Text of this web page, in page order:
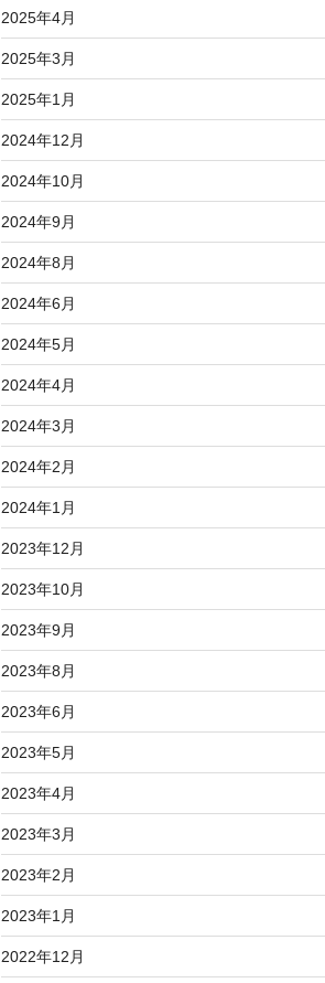
2025年4月
2025年3月
2025年1月
2024年12月
2024年10月
2024年9月
2024年8月
2024年6月
2024年5月
2024年4月
2024年3月
2024年2月
2024年1月
2023年12月
2023年10月
2023年9月
2023年8月
2023年6月
2023年5月
2023年4月
2023年3月
2023年2月
2023年1月
2022年12月